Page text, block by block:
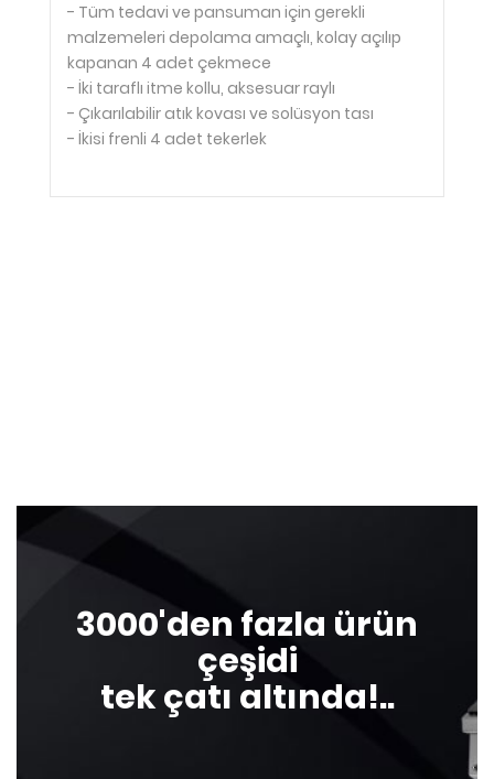
- Tüm tedavi ve pansuman için gerekli
malzemeleri depolama amaçlı, kolay açılıp
kapanan 4 adet çekmece
- İki taraflı itme kollu, aksesuar raylı
- Çıkarılabilir atık kovası ve solüsyon tası
- İkisi frenli 4 adet tekerlek
3000'den fazla ürün
çeşidi
tek çatı altında!..